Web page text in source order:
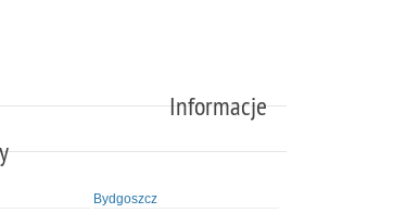
Informacje
Bydgoszcz